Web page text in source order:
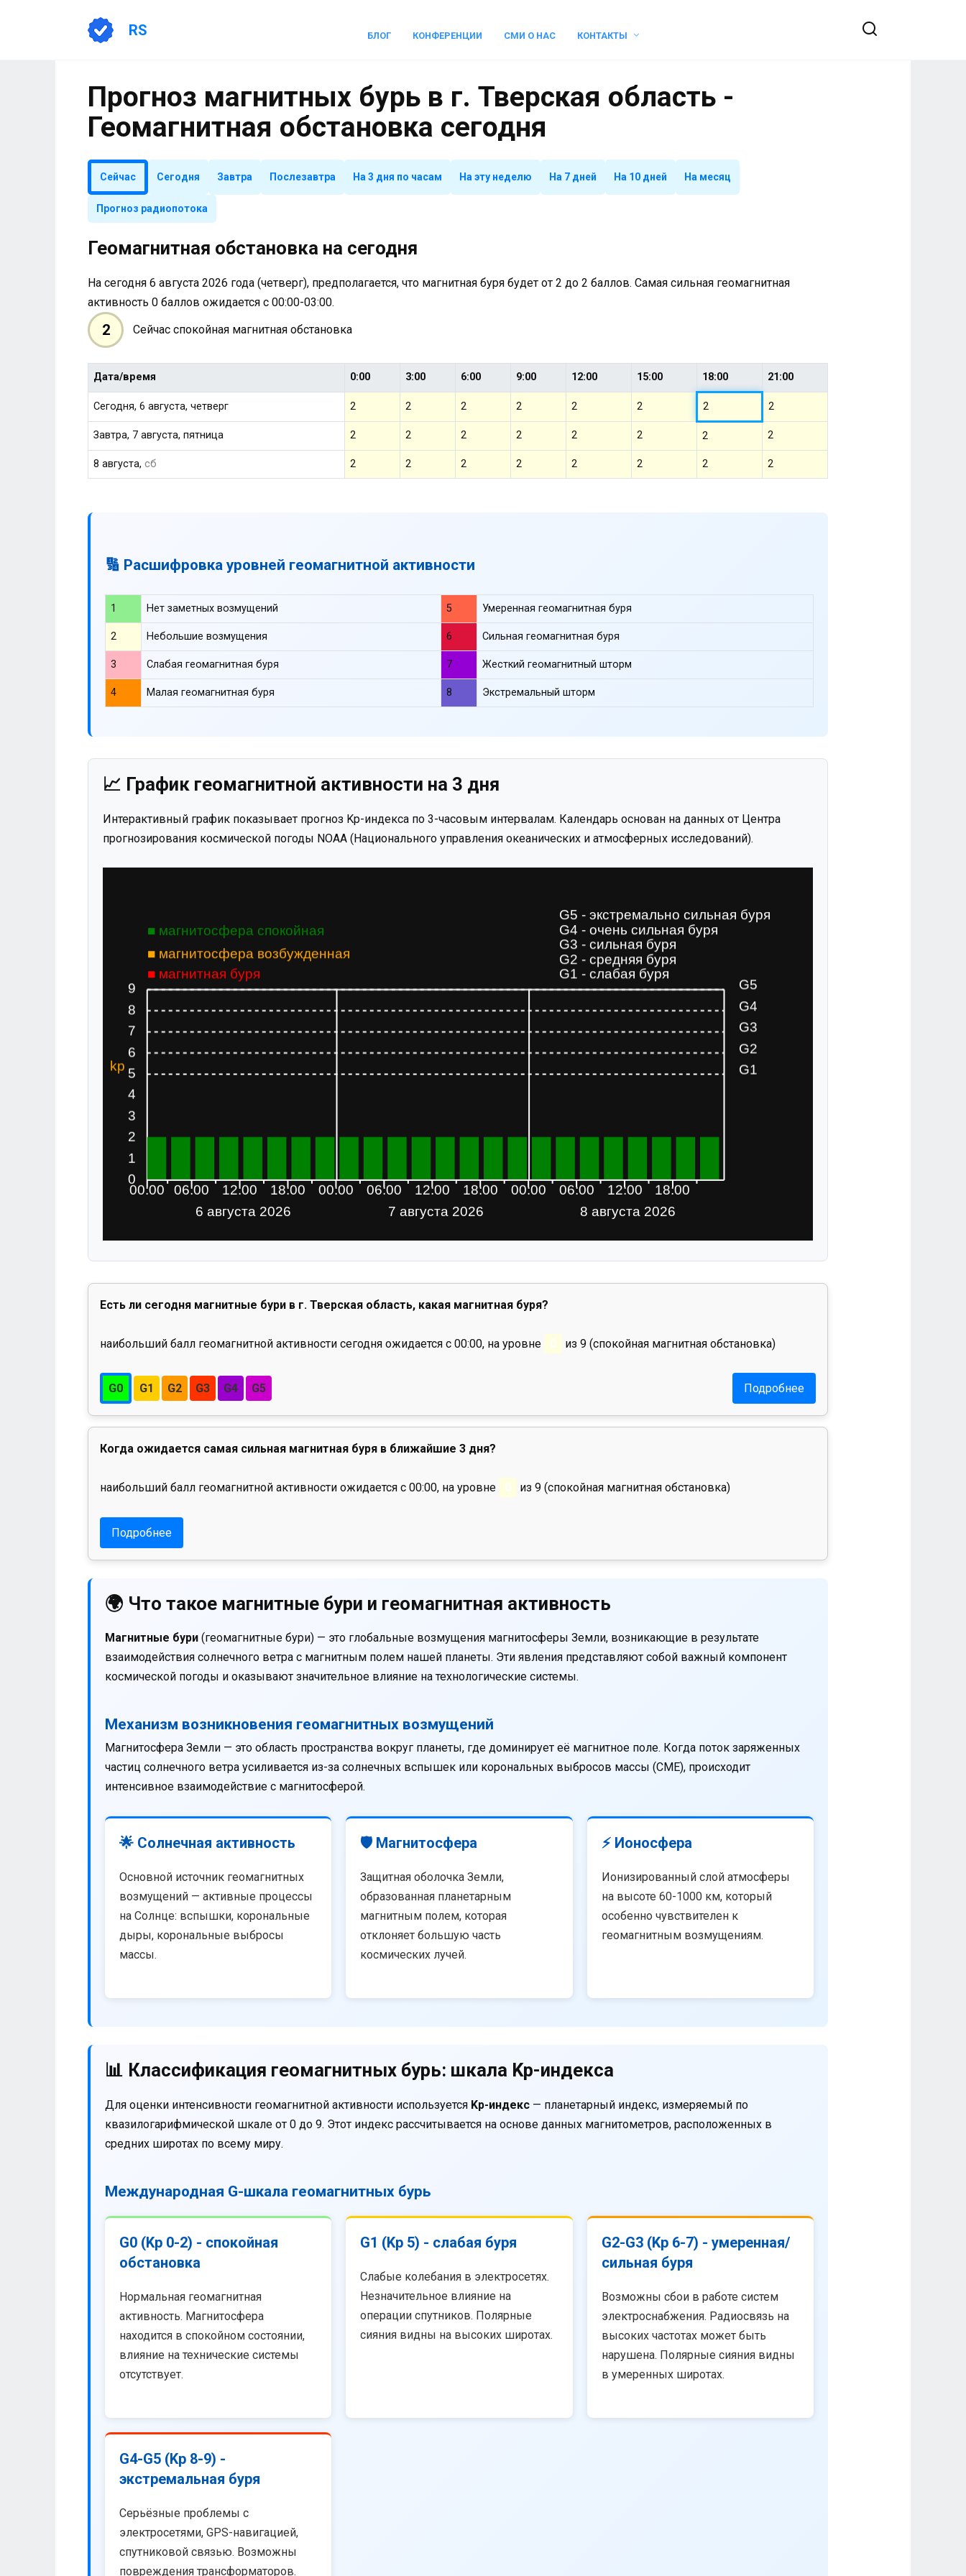
RS БЛОГ КОНФЕРЕНЦИИ СМИ О НАС КОНТАКТЫ
Прогноз магнитных бурь в г. Тверская область -
Геомагнитная обстановка сегодня
Сейчас Сегодня Завтра Послезавтра На 3 дня по часам На эту неделю На 7 дней На 10 дней На месяц
Прогноз радиопотока
Геомагнитная обстановка на сегодня
На сегодня 6 августа 2026 года (четверг), предполагается, что магнитная буря будет от 2 до 2 баллов. Самая сильная геомагнитная
активность 0 баллов ожидается с 00:00-03:00.
2 Сейчас спокойная магнитная обстановка
Дата/время 0:00 3:00 6:00 9:00 12:00 15:00 18:00 21:00
Сегодня, 6 августа, четверг 2 2 2 2 2 2 2 2
Завтра, 7 августа, пятница 2 2 2 2 2 2 2 2
8 августа, сб 2 2 2 2 2 2 2 2
🔢 Расшифровка уровней геомагнитной активности
1 Нет заметных возмущений 5 Умеренная геомагнитная буря
2 Небольшие возмущения 6 Сильная геомагнитная буря
3 Слабая геомагнитная буря 7 Жесткий геомагнитный шторм
4 Малая геомагнитная буря 8 Экстремальный шторм
📈 График геомагнитной активности на 3 дня
Интерактивный график показывает прогноз Kp-индекса по 3-часовым интервалам. Календарь основан на данных от Центра
прогнозирования космической погоды NOAA (Национального управления океанических и атмосферных исследований).
Есть ли сегодня магнитные бури в г. Тверская область, какая магнитная буря?
наибольший балл геомагнитной активности сегодня ожидается с 00:00, на уровне 0 из 9 (спокойная магнитная обстановка)
G0 G1 G2 G3 G4 G5 Подробнее
Когда ожидается самая сильная магнитная буря в ближайшие 3 дня?
наибольший балл геомагнитной активности ожидается с 00:00, на уровне 0 из 9 (спокойная магнитная обстановка)
Подробнее
🌍 Что такое магнитные бури и геомагнитная активность
Магнитные бури (геомагнитные бури) — это глобальные возмущения магнитосферы Земли, возникающие в результате
взаимодействия солнечного ветра с магнитным полем нашей планеты. Эти явления представляют собой важный компонент
космической погоды и оказывают значительное влияние на технологические системы.
Механизм возникновения геомагнитных возмущений
Магнитосфера Земли — это область пространства вокруг планеты, где доминирует её магнитное поле. Когда поток заряженных
частиц солнечного ветра усиливается из-за солнечных вспышек или корональных выбросов массы (CME), происходит
интенсивное взаимодействие с магнитосферой.
🌟 Солнечная активность
Основной источник геомагнитных
возмущений — активные процессы
на Солнце: вспышки, корональные
дыры, корональные выбросы
массы.
🛡️ Магнитосфера
Защитная оболочка Земли,
образованная планетарным
магнитным полем, которая
отклоняет большую часть
космических лучей.
⚡ Ионосфера
Ионизированный слой атмосферы
на высоте 60-1000 км, который
особенно чувствителен к
геомагнитным возмущениям.
📊 Классификация геомагнитных бурь: шкала Kp-индекса
Для оценки интенсивности геомагнитной активности используется Kp-индекс — планетарный индекс, измеряемый по
квазилогарифмической шкале от 0 до 9. Этот индекс рассчитывается на основе данных магнитометров, расположенных в
средних широтах по всему миру.
Международная G-шкала геомагнитных бурь
G0 (Kp 0-2) - спокойная
обстановка
Нормальная геомагнитная
активность. Магнитосфера
находится в спокойном состоянии,
влияние на технические системы
отсутствует.
G1 (Kp 5) - слабая буря
Слабые колебания в электросетях.
Незначительное влияние на
операции спутников. Полярные
сияния видны на высоких широтах.
G2-G3 (Kp 6-7) - умеренная/
сильная буря
Возможны сбои в работе систем
электроснабжения. Радиосвязь на
высоких частотах может быть
нарушена. Полярные сияния видны
в умеренных широтах.
G4-G5 (Kp 8-9) -
экстремальная буря
Серьёзные проблемы с
электросетями, GPS-навигацией,
спутниковой связью. Возможны
повреждения трансформаторов.